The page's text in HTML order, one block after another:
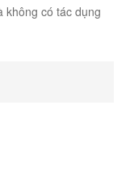
không có tác dụng